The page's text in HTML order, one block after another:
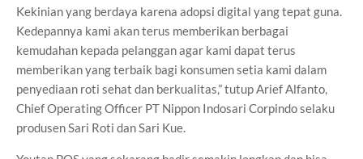
Kekinian yang berdaya karena adopsi digital yang tepat guna.
Kedepannya kami akan terus memberikan berbagai
kemudahan kepada pelanggan agar kami dapat terus
memberikan yang terbaik bagi konsumen setia kami dalam
penyediaan roti sehat dan berkualitas,” tutup Arief Alfanto,
Chief Operating Officer PT Nippon Indosari Corpindo selaku
produsen Sari Roti dan Sari Kue.